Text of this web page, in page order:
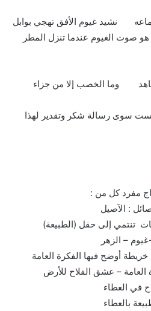
صوت الغيوم عندما تنزل المطر
وما الخصب إلا من جزاء
سوى رسالة شكر وتقدير لهذا
: الآصيل
– الزهر
أوضح فيها الفكرة العامة
العامة – عشق الفلاح للأرض
في العطاء
بالعطاء